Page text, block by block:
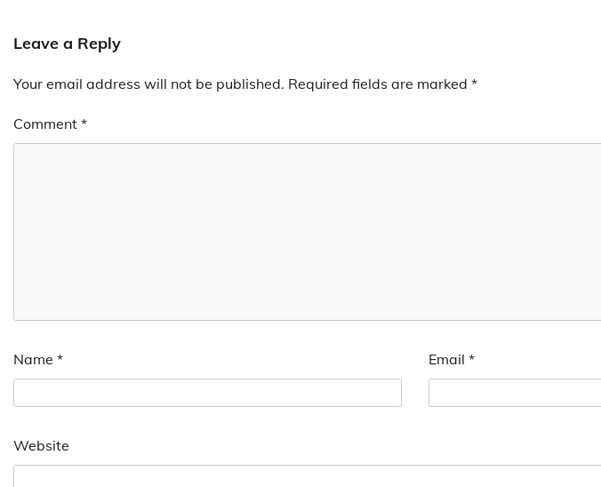
Leave a Reply
Your email address will not be published. Required fields are marked *
Comment *
Name * Email *
Website